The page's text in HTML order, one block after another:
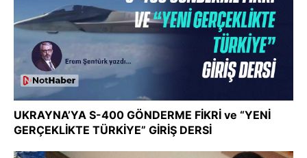
UKRAYNA’YA S-400 GÖNDERME FİKRİ ve “YENİ
GERÇEKLİKTE TÜRKİYE” GİRİŞ DERSİ